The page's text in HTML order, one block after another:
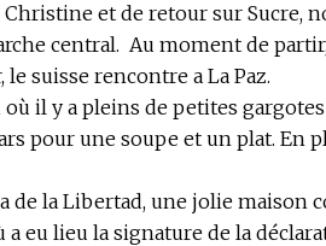
et de retour sur Sucre,
central. Au moment de
suisse rencontre a La Paz.
il y a pleins de petites gargotes
pour une soupe et un plat. En
de la Libertad, une jolie maison
a eu lieu la signature de la